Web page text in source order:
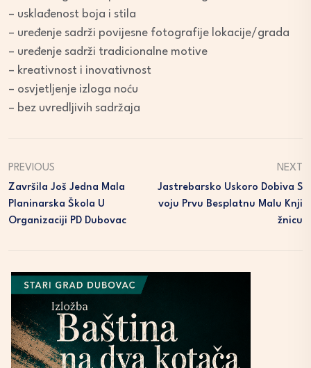
– usklađenost boja i stila
– uređenje sadrži povijesne fotografije lokacije/grada
– uređenje sadrži tradicionalne motive
– kreativnost i inovativnost
– osvjetljenje izloga noću
– bez uvredljivih sadržaja
PREVIOUS
Završila Još Jedna Mala
Planinarska Škola U
Organizaciji PD Dubovac
NEXT
Jastrebarsko Uskoro Dobiva S
Voju Prvu Besplatnu Malu Knji
Žnicu